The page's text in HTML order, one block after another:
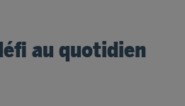
au quotidien